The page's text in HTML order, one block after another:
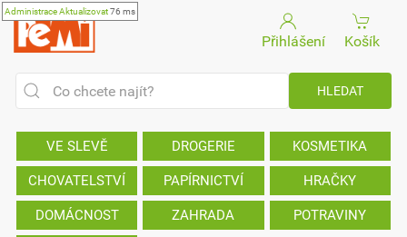
AdministraceAktualizovat76 ms
Přihlášení Košík
VE SLEVĚ DROGERIE KOSMETIKA
CHOVATELSTVÍ PAPÍRNICTVÍ HRAČKY
DOMÁCNOST ZAHRADA POTRAVINY